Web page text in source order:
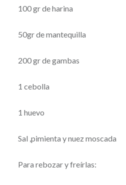
100 gr de harina
50gr de mantequilla
200 gr de gambas
1 cebolla
1 huevo
Sal ,pimienta y nuez moscada
Para rebozar y freírlas: